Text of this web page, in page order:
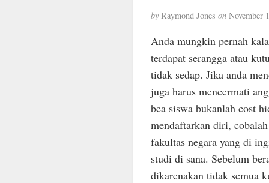
byRaymond Jones onNovember
Anda mungkin pernah
terdapat serangga atau
tidak sedap. Jika anda
juga harus mencermati
bea siswa bukanlah cost
mendaftarkan diri,
fakultas negara yang di
studi di sana. Sebelum
dikarenakan tidak semua